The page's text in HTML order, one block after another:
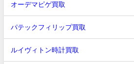
オーデマピゲ買取
パテックフィリップ買取
ルイヴィトン時計買取